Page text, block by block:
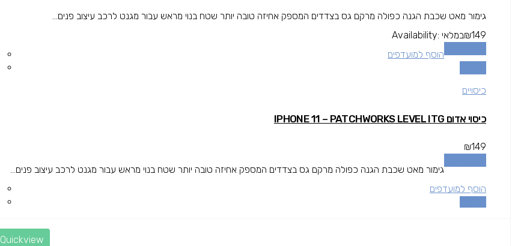
גימור מאט שכבת הגנה כפולה מרקם גס בצדדים המספק אחיזה טובה יותר שטח בנוי מראש עבור מגנט לרכב עיצוב פנים...
₪149
Availability: במלאי
הוסף למועדפים
כיסויים
כיסוי אדום IPHONE 11 – PATCHWORKS LEVEL ITG
₪149
גימור מאט שכבת הגנה כפולה מרקם גס בצדדים המספק אחיזה טובה יותר שטח בנוי מראש עבור מגנט לרכב עיצוב פנים...
הוסף למועדפים
Quickview